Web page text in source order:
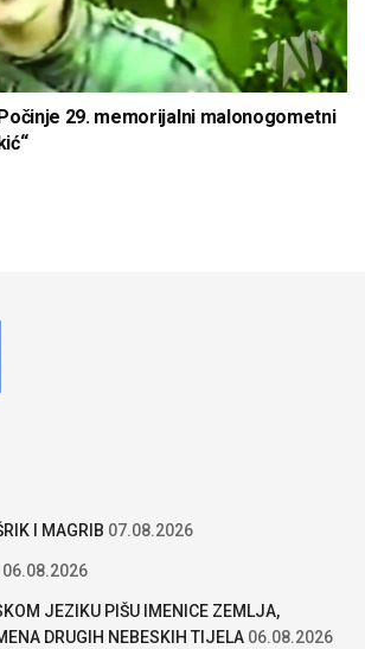
29. memorijalni malonogometni
I MAGRIB 07.08.2026
06.08.2026
JEZIKU PIŠU IMENICE ZEMLJA,
DRUGIH NEBESKIH TIJELA 06.08.2026